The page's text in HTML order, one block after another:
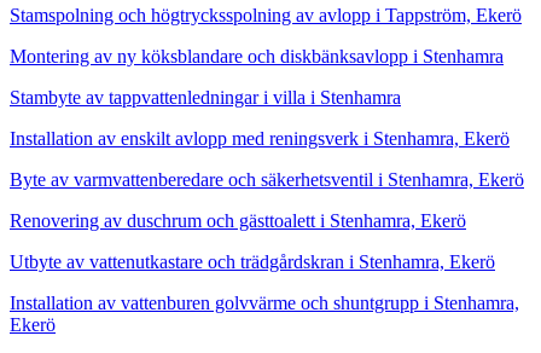
Stamspolning och högtrycksspolning av avlopp i Tappström, Ekerö
Montering av ny köksblandare och diskbänksavlopp i Stenhamra
Stambyte av tappvattenledningar i villa i Stenhamra
Installation av enskilt avlopp med reningsverk i Stenhamra, Ekerö
Byte av varmvattenberedare och säkerhetsventil i Stenhamra, Ekerö
Renovering av duschrum och gästtoalett i Stenhamra, Ekerö
Utbyte av vattenutkastare och trädgårdskran i Stenhamra, Ekerö
Installation av vattenburen golvvärme och shuntgrupp i Stenhamra,
Ekerö